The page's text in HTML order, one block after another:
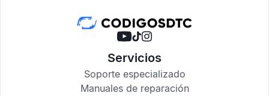
Servicios
Soporte especializado
Manuales de reparación